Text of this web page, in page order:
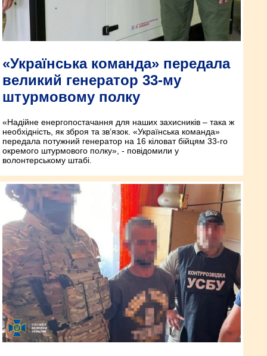
«Українська команда» передала
великий генератор 33-му
штурмовому полку
«Надійне енергопостачання для наших захисників – така ж
необхідність, як зброя та зв’язок. «Українська команда»
передала потужний генератор на 16 кіловат бійцям 33-го
окремого штурмового полку», - повідомили у
волонтерському штабі.